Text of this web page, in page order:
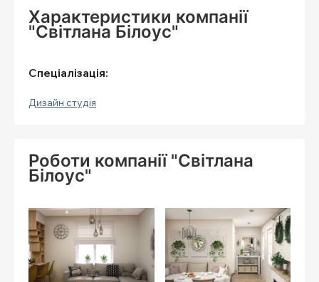
Характеристики компанії
"Світлана Білоус"
Спеціалізація:
Дизайн студія
Роботи компанії "Світлана
Білоус"